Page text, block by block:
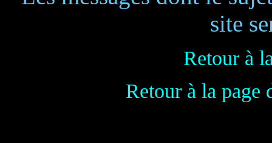
site
Retour à
Retour à la page